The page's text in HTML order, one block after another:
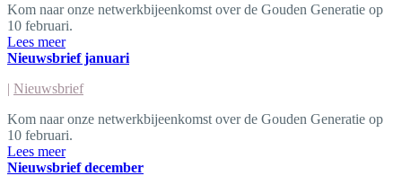
Kom naar onze netwerkbijeenkomst over de Gouden Generatie op
10 februari.
Lees meer
Nieuwsbrief januari
| Nieuwsbrief
Kom naar onze netwerkbijeenkomst over de Gouden Generatie op
10 februari.
Lees meer
Nieuwsbrief december